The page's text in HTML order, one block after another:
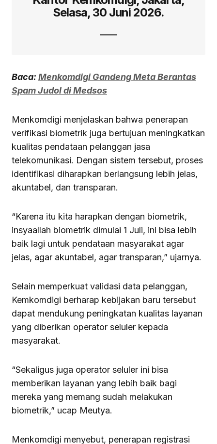
Selasa, 30 Juni 2026.
Baca: Menkomdigi Gandeng Meta Berantas
Spam Judol di Medsos
Menkomdigi menjelaskan bahwa penerapan
verifikasi biometrik juga bertujuan meningkatkan
kualitas pendataan pelanggan jasa
telekomunikasi. Dengan sistem tersebut, proses
identifikasi diharapkan berlangsung lebih jelas,
akuntabel, dan transparan.
“Karena itu kita harapkan dengan biometrik,
insyaallah biometrik dimulai 1 Juli, ini bisa lebih
baik lagi untuk pendataan masyarakat agar
jelas, agar akuntabel, agar transparan,” ujarnya.
Selain memperkuat validasi data pelanggan,
Kemkomdigi berharap kebijakan baru tersebut
dapat mendukung peningkatan kualitas layanan
yang diberikan operator seluler kepada
masyarakat.
“Sekaligus juga operator seluler ini bisa
memberikan layanan yang lebih baik bagi
mereka yang memang sudah melakukan
biometrik,” ucap Meutya.
Menkomdigi menyebut, penerapan registrasi